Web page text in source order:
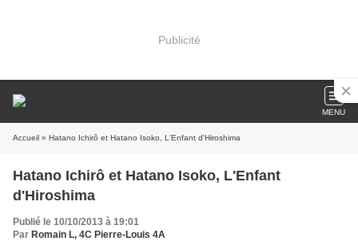
Publicité
MENU
Accueil » Hatano Ichirô et Hatano Isoko, L'Enfant d'Hiroshima
Hatano Ichirô et Hatano Isoko, L'Enfant
d'Hiroshima
Publié le 10/10/2013 à 19:01
Par Romain L, 4C Pierre-Louis 4A